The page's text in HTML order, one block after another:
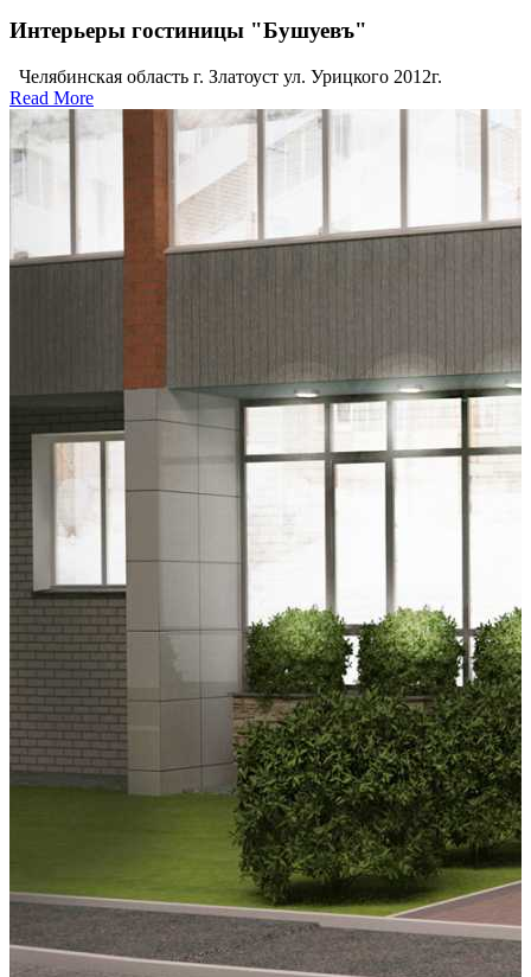
Интерьеры гостиницы "Бушуевъ"
Челябинская область г. Златоуст ул. Урицкого 2012г.
Read More